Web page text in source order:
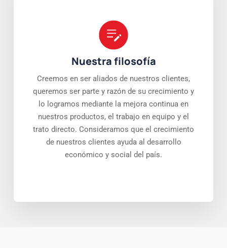
Nuestra filosofía
Creemos en ser aliados de nuestros clientes,
queremos ser parte y razón de su crecimiento y
lo logramos mediante la mejora continua en
nuestros productos, el trabajo en equipo y el
trato directo. Consideramos que el crecimiento
de nuestros clientes ayuda al desarrollo
económico y social del país.